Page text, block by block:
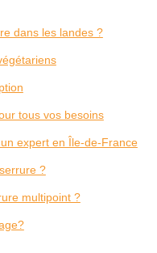
dans les landes ?
tous vos besoins
expert en Île-de-France
?
multipoint ?